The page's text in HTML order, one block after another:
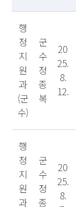
행
정
지
원
과
(군
수)
군
수
정
종
복
20
25.
8.
12.
행
정
지
원
과
군
수
정
종
20
25.
8.